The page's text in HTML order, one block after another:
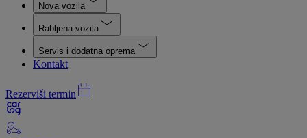
Nova vozila
Rabljena vozila
Servis i dodatna oprema
Kontakt
Rezerviši termin